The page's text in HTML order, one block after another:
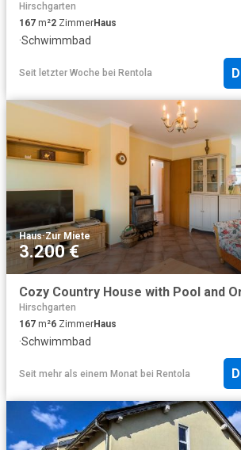
Hirschgarten
167 m²2 ZimmerHaus
·Schwimmbad
Seit letzter Woche bei Rentola
Haus·Zur Miete
3.200 €
Hirschgarten
167 m²6 ZimmerHaus
·Schwimmbad
Seit mehr als einem Monat bei Rentola